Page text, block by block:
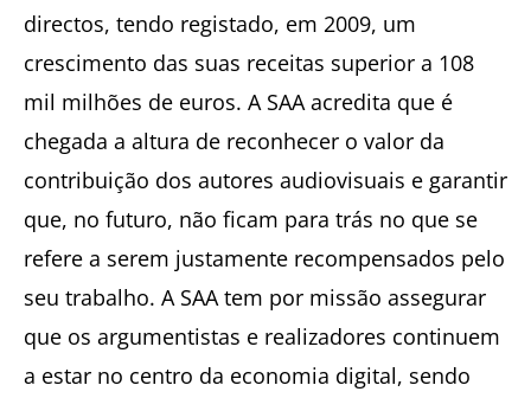
directos, tendo registado, em 2009, um
crescimento das suas receitas superior a 108
mil milhões de euros. A SAA acredita que é
chegada a altura de reconhecer o valor da
contribuição dos autores audiovisuais e garantir
que, no futuro, não ficam para trás no que se
refere a serem justamente recompensados pelo
seu trabalho. A SAA tem por missão assegurar
que os argumentistas e realizadores continuem
a estar no centro da economia digital, sendo